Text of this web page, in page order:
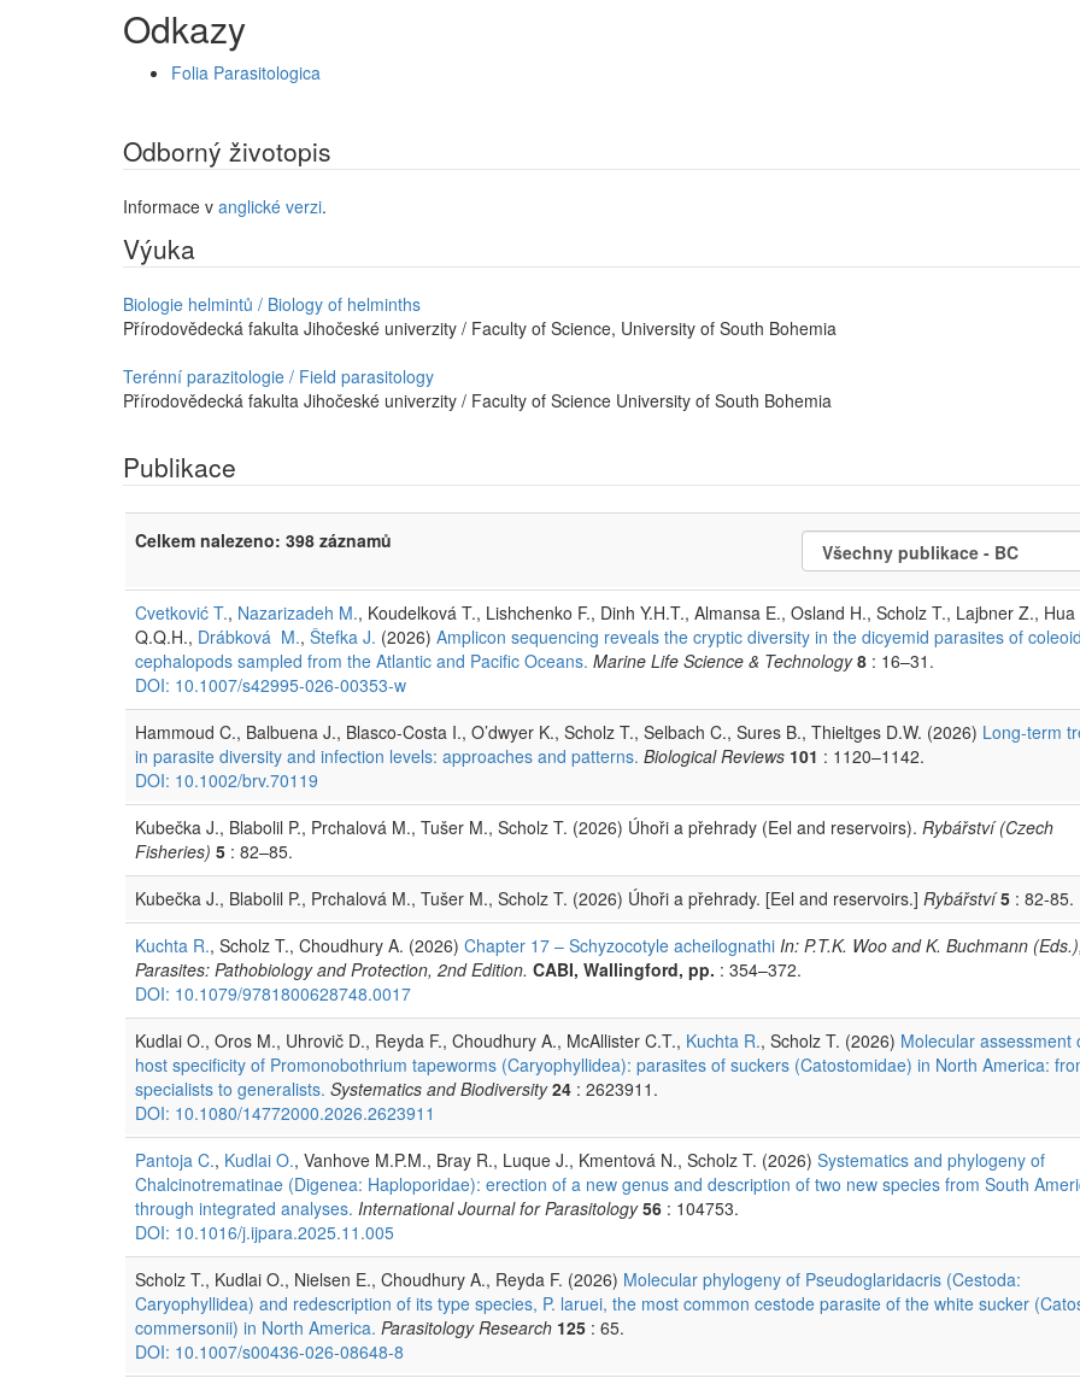
Odkazy
Folia Parasitologica
Odborný životopis
Informace v anglické verzi.
Výuka
Biologie helmintů / Biology of helminths
Přírodovědecká fakulta Jihočeské univerzity / Faculty of Science, University of South Bohemia
Terénní parazitologie / Field parasitology
Přírodovědecká fakulta Jihočeské univerzity / Faculty of Science University of South Bohemia
Publikace
Celkem nalezeno: 398 záznamů
Cvetković T., Nazarizadeh M., Koudelková T., Lishchenko F., Dinh Y.H.T., Almansa E., Osland H., Scholz T., Lajbner Z., Hua
Q.Q.H., Drábková M., Štefka J. (2026) Amplicon sequencing reveals the cryptic diversity in the dicyemid parasites of coleoid
cephalopods sampled from the Atlantic and Pacific Oceans. Marine Life Science & Technology 8 : 16–31.
DOI: 10.1007/s42995-026-00353-w
Hammoud C., Balbuena J., Blasco-Costa I., O’dwyer K., Scholz T., Selbach C., Sures B., Thieltges D.W. (2026) Long-term
in parasite diversity and infection levels: approaches and patterns. Biological Reviews 101 : 1120–1142.
DOI: 10.1002/brv.70119
Kubečka J., Blabolil P., Prchalová M., Tušer M., Scholz T. (2026) Úhoři a přehrady (Eel and reservoirs). Rybářství (Czech
Fisheries) 5 : 82–85.
Kubečka J., Blabolil P., Prchalová M., Tušer M., Scholz T. (2026) Úhoři a přehrady. [Eel and reservoirs.] Rybářství 5 : 82-85.
Kuchta R., Scholz T., Choudhury A. (2026) Chapter 17 – Schyzocotyle acheilognathi In: P.T.K. Woo and K. Buchmann
Parasites: Pathobiology and Protection, 2nd Edition. CABI, Wallingford, pp. : 354–372.
DOI: 10.1079/9781800628748.0017
Kudlai O., Oros M., Uhrovič D., Reyda F., Choudhury A., McAllister C.T., Kuchta R., Scholz T. (2026) Molecular assessment
host specificity of Promonobothrium tapeworms (Caryophyllidea): parasites of suckers (Catostomidae) in North America:
specialists to generalists. Systematics and Biodiversity 24 : 2623911.
DOI: 10.1080/14772000.2026.2623911
Pantoja C., Kudlai O., Vanhove M.P.M., Bray R., Luque J., Kmentová N., Scholz T. (2026) Systematics and phylogeny of
Chalcinotrematinae (Digenea: Haploporidae): erection of a new genus and description of two new species from South
through integrated analyses. International Journal for Parasitology 56 : 104753.
DOI: 10.1016/j.ijpara.2025.11.005
Scholz T., Kudlai O., Nielsen E., Choudhury A., Reyda F. (2026) Molecular phylogeny of Pseudoglaridacris (Cestoda:
Caryophyllidea) and redescription of its type species, P. laruei, the most common cestode parasite of the white sucker
commersonii) in North America. Parasitology Research 125 : 65.
DOI: 10.1007/s00436-026-08648-8